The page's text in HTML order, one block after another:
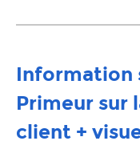
Information
Primeur sur
client +